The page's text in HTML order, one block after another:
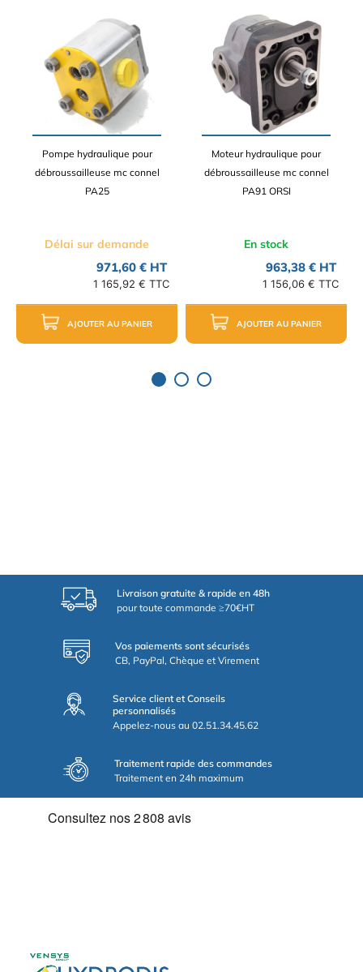
Pompe hydraulique pour
débroussailleuse mc connel
PA25
Délai sur demande
971,60 € HT
1 165,92 € TTC
AJOUTER AU PANIER
Moteur hydraulique pour
débroussailleuse mc connel
PA91 ORSI
En stock
963,38 € HT
1 156,06 € TTC
AJOUTER AU PANIER
Livraison gratuite & rapide en 48h
pour toute commande ≥70€HT
Vos paiements sont sécurisés
CB, PayPal, Chèque et Virement
Service client et Conseils
personnalisés
Appelez-nous au 02.51.34.45.62
Traitement rapide des commandes
Traitement en 24h maximum